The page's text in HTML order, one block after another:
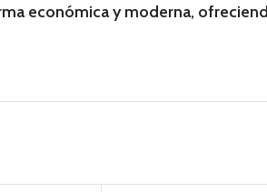
económica y moderna,